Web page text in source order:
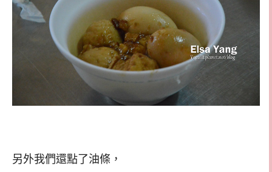
另外我們還點了油條，